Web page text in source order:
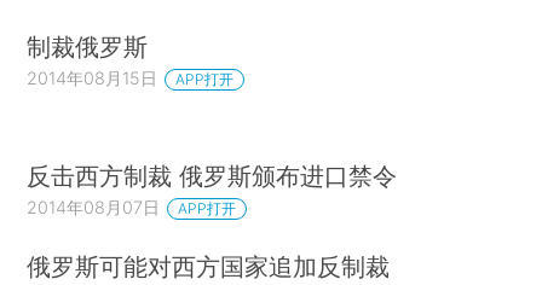
制裁俄罗斯
2014年08月15日 APP打开
反击西方制裁 俄罗斯颁布进口禁令
2014年08月07日 APP打开
俄罗斯可能对西方国家追加反制裁